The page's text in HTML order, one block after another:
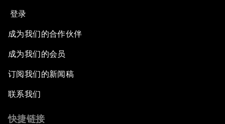
登录
成为我们的合作伙伴
成为我们的会员
订阅我们的新闻稿
联系我们
快捷链接